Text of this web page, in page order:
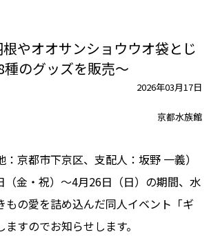
やオオサンショウウオ袋とじ
のグッズを販売～
2026年03月17日
京都水族館
京都市下京区、支配人：坂野 一義）
（金・祝）～4月26日（日）の期間、水
もの愛を詰め込んだ同人イベント「ギ
すのでお知らせします。